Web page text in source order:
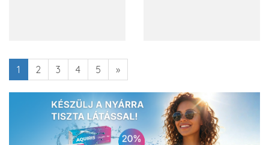
1 2 3 4 5 »